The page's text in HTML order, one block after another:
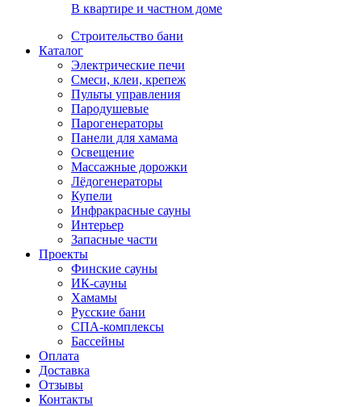
В квартире и частном доме
Строительство бани
Каталог
Электрические печи
Смеси, клеи, крепеж
Пульты управления
Пародушевые
Парогенераторы
Панели для хамама
Освещение
Массажные дорожки
Лёдогенераторы
Купели
Инфракрасные сауны
Интерьер
Запасные части
Проекты
Финские сауны
ИК-сауны
Хамамы
Русские бани
СПА-комплексы
Бассейны
Оплата
Доставка
Отзывы
Контакты